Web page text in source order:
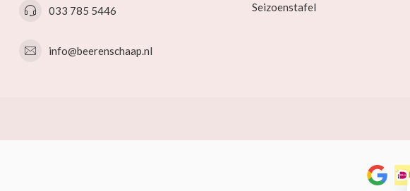
033 785 5446
info@beerenschaap.nl
Seizoenstafel